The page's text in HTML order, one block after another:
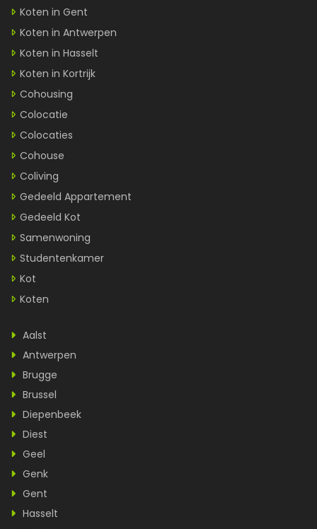
Koten in Gent
Koten in Antwerpen
Koten in Hasselt
Koten in Kortrijk
Cohousing
Colocatie
Colocaties
Cohouse
Coliving
Gedeeld Appartement
Gedeeld Kot
Samenwoning
Studentenkamer
Kot
Koten
Aalst
Antwerpen
Brugge
Brussel
Diepenbeek
Diest
Geel
Genk
Gent
Hasselt